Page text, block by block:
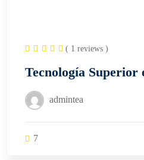
( 1 reviews )
Tecnología Superior
admintea
7